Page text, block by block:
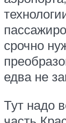
срочно
едва не
Тут надо